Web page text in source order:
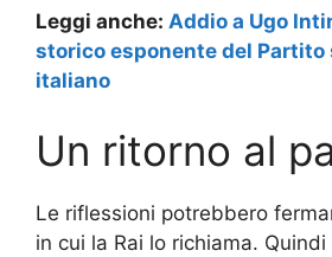
Leggi anche: Addio a Ugo
storico esponente del Partito
italiano
Un ritorno al
Le riflessioni potrebbero
in cui la Rai lo richiama.